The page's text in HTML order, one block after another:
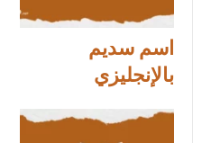
اسم سديم
بالإنجليزي